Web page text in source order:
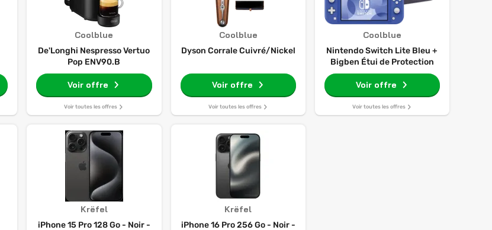
Coolblue
De'Longhi Nespresso Vertuo
Pop ENV90.B
Voir offre
Voir toutes les offres
Coolblue
Dyson Corrale Cuivré/Nickel
Voir offre
Voir toutes les offres
Coolblue
Nintendo Switch Lite Bleu +
Bigben Étui de Protection
Voir offre
Voir toutes les offres
Krëfel
iPhone 15 Pro 128 Go - Noir -
Krëfel
iPhone 16 Pro 256 Go - Noir -